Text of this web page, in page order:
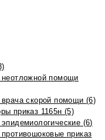
неотложной помощи
скорой помощи (6)
приказ 1165н (5)
(6)
приказ